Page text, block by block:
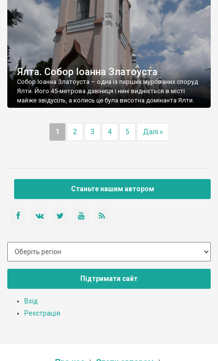
Ялта. Собор Іоанна Златоуста
Собор Іоанна Златоуста – одна із перших мурованих споруд
Ялти. Його 45-метрова дзвіниця і нині видніється в місті
майже звідусіль, а колись це була висотна домінанта Ялти.
1 2 3 4 5 Далі »
Станьте нашим автором
Підтримати сайт
Вхід
Реєстрація